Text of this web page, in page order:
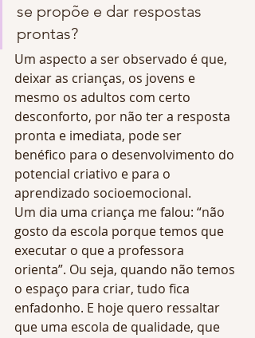
se propõe e dar respostas
prontas?
Um aspecto a ser observado é que,
deixar as crianças, os jovens e
mesmo os adultos com certo
desconforto, por não ter a resposta
pronta e imediata, pode ser
benéfico para o desenvolvimento do
potencial criativo e para o
aprendizado socioemocional.
Um dia uma criança me falou: “não
gosto da escola porque temos que
executar o que a professora
orienta”. Ou seja, quando não temos
o espaço para criar, tudo fica
enfadonho. E hoje quero ressaltar
que uma escola de qualidade, que